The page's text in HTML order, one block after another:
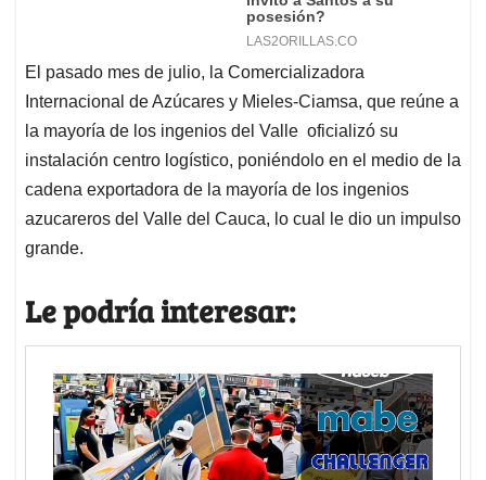
El pasado mes de julio, la Comercializadora
Internacional de Azúcares y Mieles-Ciamsa, que reúne a
la mayoría de los ingenios del Valle oficializó su
instalación centro logístico, poniéndolo en el medio de la
cadena exportadora de la mayoría de los ingenios
azucareros del Valle del Cauca, lo cual le dio un impulso
grande.
Le podría interesar: